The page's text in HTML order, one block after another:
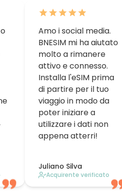
Amo i social media.
BNESIM mi ha aiutato
molto a rimanere
attivo e connesso.
Installa l'eSIM prima
di partire per il tuo
viaggio in modo da
poter iniziare a
utilizzare i dati non
appena atterri!
Juliano Silva
Acquirente verificato